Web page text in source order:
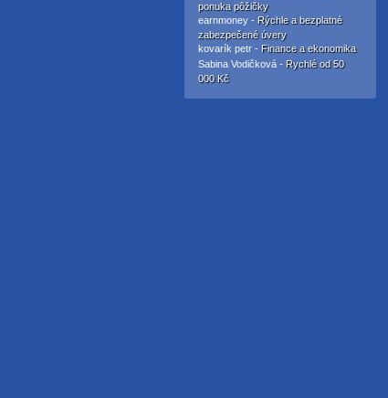
ponuka pôžičky
earnmoney - Rýchle a bezplatné
zabezpečené úvery
kovarík petr - Finance a ekonomika
Sabina Vodičková - Rychlé od 50
000 Kč